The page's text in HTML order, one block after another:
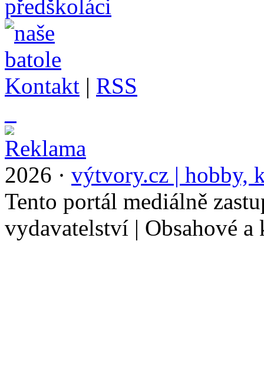
Kontakt | RSS
2026 · výtvory.cz | hobby,
Tento portál mediálně
vydavatelství | Obsahové